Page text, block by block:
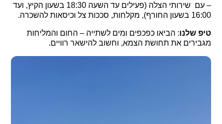
– עם שירותי הצלה (פעילים עד השעה 18:30 בשעון הקיץ, ועד
16:00 בשעון החורף), מקלחות, סככות צל וכיסאות להשכרה.
טיפ שלנו: הביאו כפכפים ומים לשתייה – החום והמליחות
מגבירים את תחושת הצמא, וחשוב להישאר רוויים.